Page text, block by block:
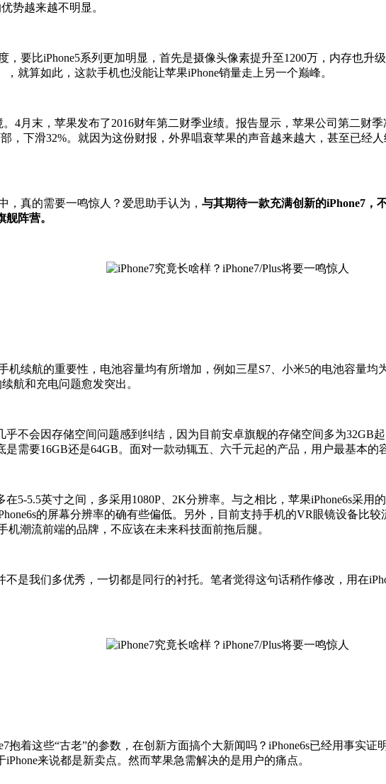
势越来越不明显。
，要比iPhone5系列更加明显，首先是摄像头像素提升至1200万，内存也升
就算如此，这款手机也没能让苹果iPhone销量走上另一个巅峰。
4月末，苹果发布了2016财年第二财季业绩。报告显示，苹果公司第二财
，下滑32%。就因为这份财报，外界唱衰苹果的声音越来越大，甚至已经
，真的需要一鸣惊人？爱思助手认为， 与其期待一款充满创新的iPhone7，
阵营。
续航的重要性，电池容量均有所增加，例如三星S7、小米5的电池容量
航和充电问题愈发突出。
不会因存储空间问题感到纠结，因为目前安卓旗舰的存储空间多为32GB
需要16GB还是64GB。面对一款动辄五、六千元起的产品，用户最基本
5-5.5英寸之间，多采用1080P、2K分辨率。与之相比，苹果iPhone6s采用
的屏幕分辨率的确有些偏低。另外，目前支持手机的VR眼镜设备比
潮流前端的品牌，不应该在未来科技面前拖后腿。
是我们多优秀，一切都是同行的衬托。笔者觉得这句话稍作修改，用在
抱着这些“古老”的参数，在创新方面搞个大新闻吗？iPhone6s已经用事实
来说都是新卖点。然而苹果急需解决的是用户的痛点。